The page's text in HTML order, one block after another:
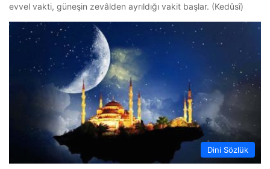
evvel vakti, güneşin zevâlden ayrıldığı vakit başlar. (Kedûsî)
Dini Sözlük